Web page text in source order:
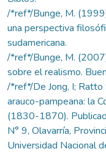
/*ref*/Bunge, M.
una perspectiva
sudamericana.
/*ref*/Bunge, M.
sobre el realismo.
/*ref*/De Jong, I;
arauco-pampeana: la
(1830-1870).
N° 9, Olavarría,
Universidad Nacional